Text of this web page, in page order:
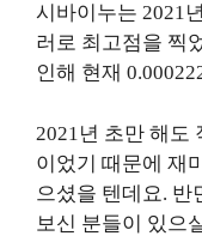
시바이누는 2021
러로 최고점을 찍
인해 현재
2021년 초만 해도
이었기 때문에 재
으셨을 텐데요. 반
보신 분들이 있으